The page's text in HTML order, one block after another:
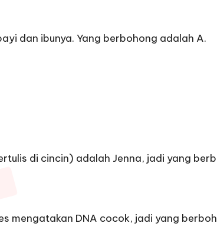
dan ibunya. Yang berbohong adalah A.
di cincin) adalah Jenna, jadi yang
mengatakan DNA cocok, jadi yang